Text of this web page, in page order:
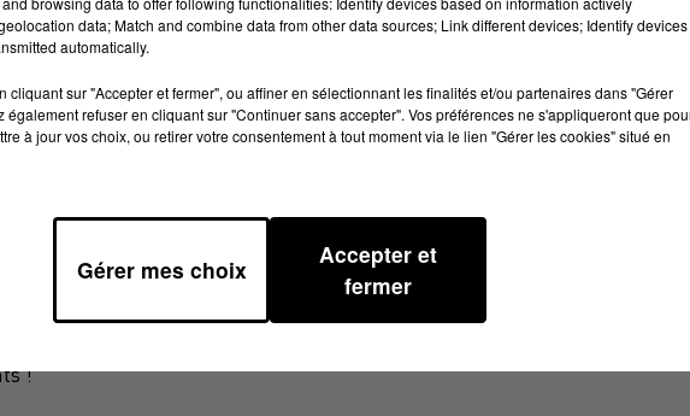
: LE COCO BONGO À ST ESTÈVE
vont s'enchaîner des numéros aussi divers qu'époustouflants : du
de nombreuses surprises vous attendent.
102 ans, grâce à ses numéros de qualités mais aussi à son interactivité
en famille dans un voyage merveilleux au pays de la danse, de
!
data; Match and combine data from other data sources; Link different devices; Identify devices
automatically.
cliquant sur "Accepter et fermer", ou affiner en sélectionnant les finalités et/ou partenaires dans "Gérer
également refuser en cliquant sur "Continuer sans accepter". Vos préférences ne s'appliqueront que
à jour vos choix, ou retirer votre consentement à tout moment via le lien "Gérer les cookies" situé en
Gérer mes choix
Accepter et
fermer